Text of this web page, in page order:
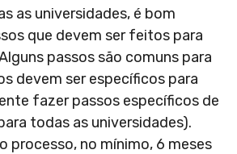
as universidades, é bom
que devem ser feitos para
passos são comuns para
devem ser específicos para
fazer passos específicos de
todas as universidades).
processo, no mínimo, 6 meses